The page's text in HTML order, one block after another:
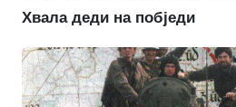
Хвала деди на побједи